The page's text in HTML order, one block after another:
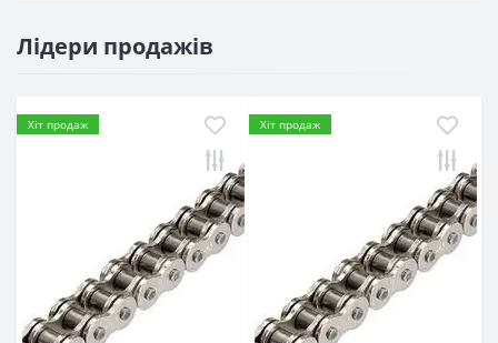
Лідери продажів
Хіт продаж Хіт продаж